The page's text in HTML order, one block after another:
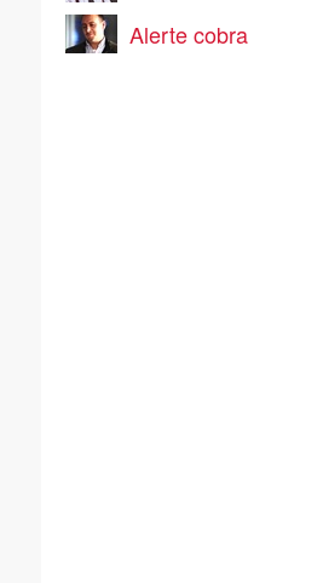
Alerte cobra